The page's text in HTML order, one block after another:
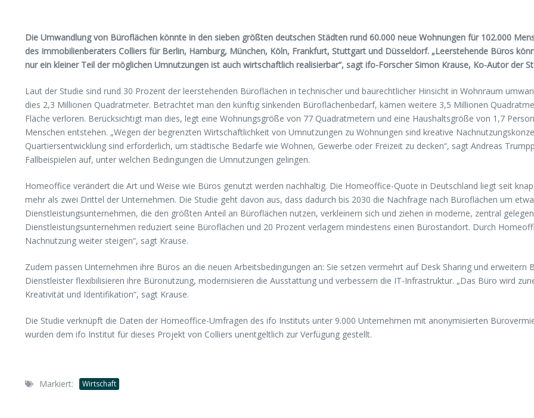
Die Umwandlung von Büroflächen könnte in den sieben größten deutschen Städten rund 60.000 neue Wohnungen für 102.000
des Immobilienberaters Colliers für Berlin, Hamburg, München, Köln, Frankfurt, Stuttgart und Düsseldorf. „Leerstehende Büros
nur ein kleiner Teil der möglichen Umnutzungen ist auch wirtschaftlich realisierbar“, sagt ifo-Forscher Simon Krause, Ko-Autor der
Laut der Studie sind rund 30 Prozent der leerstehenden Büroflächen in technischer und baurechtlicher Hinsicht in Wohnraum
dies 2,3 Millionen Quadratmeter. Betrachtet man den künftig sinkenden Büroflächenbedarf, kämen weitere 3,5 Millionen
Fläche verloren. Berücksichtigt man dies, legt eine Wohnungsgröße von 77 Quadratmetern und eine Haushaltsgröße von 1,7
Menschen entstehen. „Wegen der begrenzten Wirtschaftlichkeit von Umnutzungen zu Wohnungen sind kreative
Quartiersentwicklung sind erforderlich, um städtische Bedarfe wie Wohnen, Gewerbe oder Freizeit zu decken“, sagt Andreas
Fallbeispielen auf, unter welchen Bedingungen die Umnutzungen gelingen.
Homeoffice verändert die Art und Weise wie Büros genutzt werden nachhaltig. Die Homeoffice-Quote in Deutschland liegt seit
mehr als zwei Drittel der Unternehmen. Die Studie geht davon aus, dass dadurch bis 2030 die Nachfrage nach Büroflächen um
Dienstleistungsunternehmen, die den größten Anteil an Büroflächen nutzen, verkleinern sich und ziehen in moderne, zentral
Dienstleistungsunternehmen reduziert seine Büroflächen und 20 Prozent verlagern mindestens einen Bürostandort. Durch
Nachnutzung weiter steigen“, sagt Krause.
Zudem passen Unternehmen ihre Büros an die neuen Arbeitsbedingungen an: Sie setzen vermehrt auf Desk Sharing und erweitern
Dienstleister flexibilisieren ihre Büronutzung, modernisieren die Ausstattung und verbessern die IT-Infrastruktur. „Das Büro wird
Kreativität und Identifikation“, sagt Krause.
Die Studie verknüpft die Daten der Homeoffice-Umfragen des ifo Instituts unter 9.000 Unternehmen mit anonymisierten
wurden dem ifo Institut für dieses Projekt von Colliers unentgeltlich zur Verfügung gestellt.
Markiert: Wirtschaft